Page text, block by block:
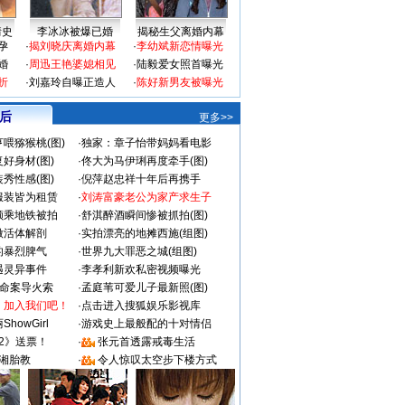
李冰冰被爆已婚
揭秘生父离婚内幕
·揭刘晓庆离婚内幕
·周迅王艳婆媳相见
·刘嘉玲自曝正造人
·李幼斌新恋情曝光
·陆毅爱女照首曝光
·陈好新男友被曝光
更多>>
喂猕猴桃(图)
·独家：章子怡带妈妈看电影
好身材(图)
·佟大为马伊琍再度牵手(图)
秀性感(图)
·倪萍赵忠祥十年后再携手
装皆为租赁
·刘涛富豪老公为家产求生子
乘地铁被拍
·舒淇醉酒瞬间惨被抓拍(图)
体解剖
·实拍漂亮的地摊西施(组图)
暴烈脾气
·世界九大罪恶之城(组图)
灵异事件
·李孝利新欢私密视频曝光
案导火索
·孟庭苇可爱儿子最新照(图)
入我们吧！
·点击进入搜狐娱乐影视库
·游戏史上最般配的十对情侣
送票！
·
张元首透露戒毒生活
胎教
· 令人惊叹太空步下楼方式